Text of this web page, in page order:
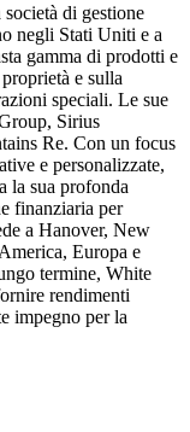
di gestione
negli Stati Uniti e a
gamma di prodotti e
e sulla
speciali. Le sue
Sirius
Re. Con un focus
e personalizzate,
la sua profonda
finanziaria per
a Hanover, New
Europa e
termine, White
rendimenti
impegno per la